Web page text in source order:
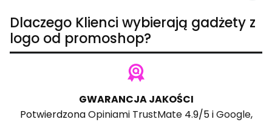
Dlaczego Klienci wybierają gadżety z
logo od promoshop?
GWARANCJA JAKOŚCI
PotwierdzonaOpiniami TrustMate4.9/5 iGoogle,